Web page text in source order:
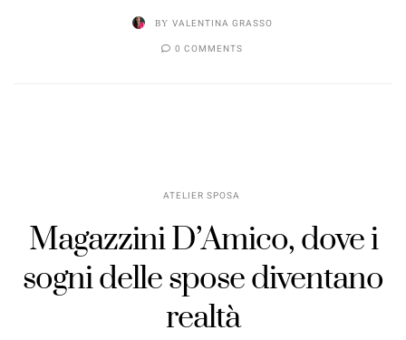
BY VALENTINA GRASSO
0 COMMENTS
ATELIER SPOSA
Magazzini D’Amico, dove i
sogni delle spose diventano
realtà